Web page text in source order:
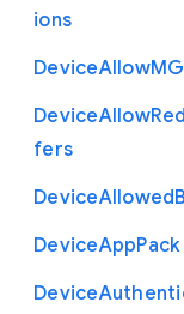
ions
DeviceAllowMG
DeviceAllow
fers
DeviceAllowed
DeviceAppPack
Device